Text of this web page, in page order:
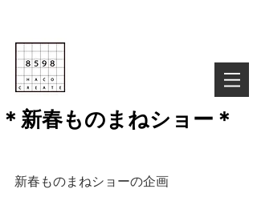
＊新春ものまねショー＊
新春ものまねショーの企画